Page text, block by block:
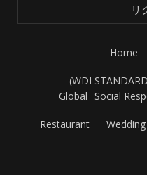
リ
Home
(WDI STANDARD
Global Social
Restaurant Wedding